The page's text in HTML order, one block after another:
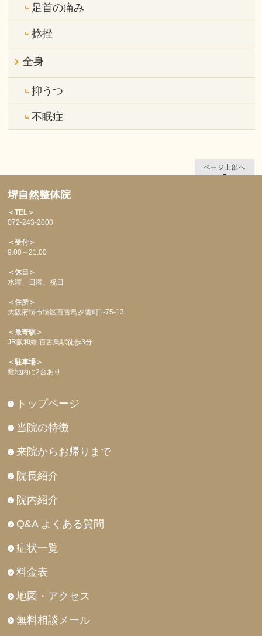
足首の痛み
捻挫
全身
抑うつ
不眠症
ページ上部へ
堺自然整体院
＜TEL＞
072-243-2000
＜受付＞
9:00～21:00
＜休日＞
水曜、日曜、祝日
＜住所＞
大阪府堺市堺区百舌鳥夕雲町1-75-13
＜最寄駅＞
JR阪和線 百舌鳥駅徒歩3分
＜駐車場＞
敷地内に2台あり
トップページ
当院の特徴
来院からお帰りまで
院長紹介
院内紹介
Q&A よくある質問
症状一覧
料金表
地図・アクセス
無料相談メール